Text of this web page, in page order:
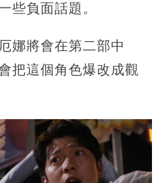
些負面話題。
娜將會在第二部中
把這個角色爆改成觀